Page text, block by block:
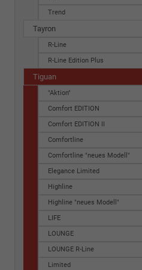
Trend
Tayron
R-Line
R-Line Edition Plus
Tiguan
"Aktion"
Comfort EDITION
Comfort EDITION II
Comfortline
Comfortline "neues Modell"
Elegance Limited
Highline
Highline "neues Modell"
LIFE
LOUNGE
LOUNGE R-Line
Limited